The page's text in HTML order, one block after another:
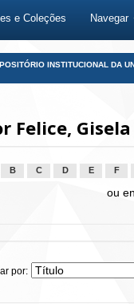
e Coleções Navegar
INSTITUCIONAL DA
Felice, Gisela
B C D E F
ou
por: